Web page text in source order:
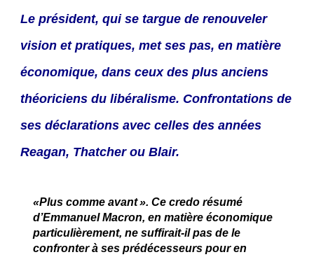
Le président, qui se targue de renouveler
vision et pratiques, met ses pas, en matière
économique, dans ceux des plus anciens
théoriciens du libéralisme. Confrontations de
ses déclarations avec celles des années
Reagan, Thatcher ou Blair.
«Plus comme avant ». Ce credo résumé
d’Emmanuel Macron, en matière économique
particulièrement, ne suffirait-il pas de le
confronter à ses prédécesseurs pour en